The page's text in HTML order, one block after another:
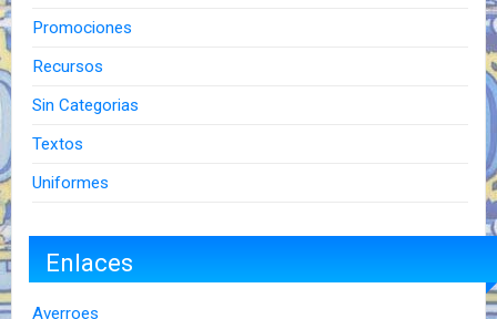
Promociones
Recursos
Sin Categorias
Textos
Uniformes
Enlaces
Averroes